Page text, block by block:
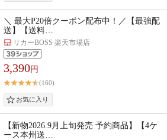
＼ 最大P20倍クーポン配布中！／【最強配
送】【送料…
リカーBOSS 楽天市場店
3,390円
(160)
【新物2026.9月上旬発売 予約商品】【4ケ
ース本州送…